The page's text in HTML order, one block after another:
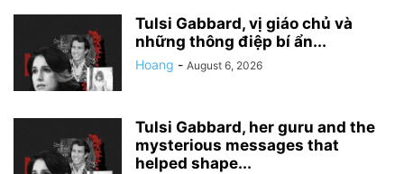
Tulsi Gabbard, vị giáo chủ và
những thông điệp bí ẩn...
Hoang - August 6, 2026
Tulsi Gabbard, her guru and the
mysterious messages that
helped shape...